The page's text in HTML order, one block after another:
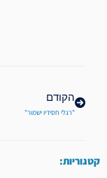
הקודם
"רגלי חסידיו ישמור"
קטגוריות: